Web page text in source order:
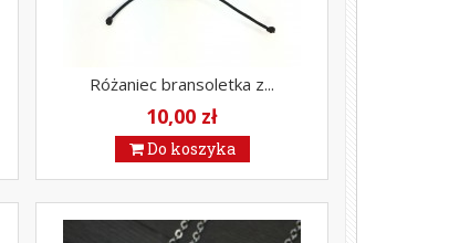
Różaniec bransoletka z...
10,00 zł
Do koszyka